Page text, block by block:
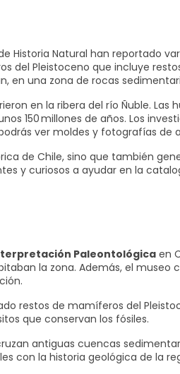
Historia Natural han reportado
del Pleistoceno que incluye
en una zona de rocas
en la ribera del río Ñuble.
150 millones de años. Los
ver moldes y fotografías de
de Chile, sino que también
y curiosos a ayudar en la
Paleontológica en
la zona. Además, el
restos de mamíferos del
que conservan los fósiles.
antiguas cuencas
con la historia geológica de la